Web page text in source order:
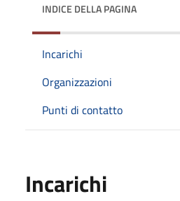
INDICE DELLA PAGINA
Incarichi
Organizzazioni
Punti di contatto
Incarichi